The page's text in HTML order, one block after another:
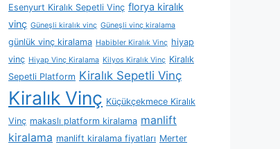
Esenyurt Kiralık Sepetli Vinç florya kiralık
vinç Güneşli kiralık vinç Güneşli vinç kiralama
günlük vinç kiralama Habibler Kiralık Vinç hiyap
vinç Hiyap Vinç Kiralama Kilyos Kiralık Vinç Kiralık
Sepetli Platform Kiralık Sepetli Vinç
Kiralık Vinç Küçükçekmece Kiralık
Vinç makaslı platform kiralama manlift
kiralama manlift kiralama fiyatları Merter